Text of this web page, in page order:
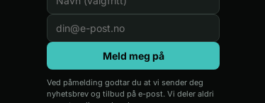
Meld meg på
Ved påmelding godtar du at vi sender deg
nyhetsbrev og tilbud på e-post. Vi deler aldri